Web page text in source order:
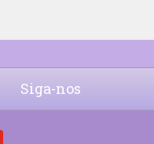
Siga-nos